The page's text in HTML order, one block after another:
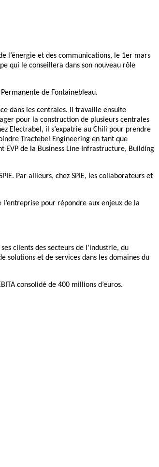
l’énergie et des communications, le 1er mars
qui le conseillera dans son nouveau rôle
de Fontainebleau.
dans les centrales. Il travaille ensuite
pour la construction de plusieurs centrales
Electrabel, il s’expatrie au Chili pour prendre
Tractebel Engineering en tant que
EVP de la Business Line Infrastructure, Building
Par ailleurs, chez SPIE, les collaborateurs et
pour répondre aux enjeux de la
clients des secteurs de l’industrie, du
solutions et de services dans les domaines du
consolidé de 400 millions d’euros.